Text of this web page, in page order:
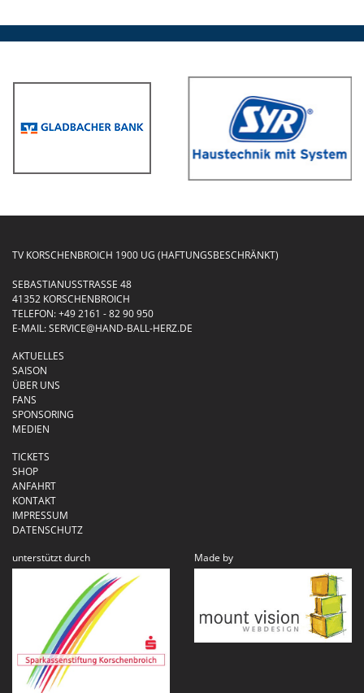
TV KORSCHENBROICH 1900 UG (HAFTUNGSBESCHRÄNKT)
SEBASTIANUSSTRASSE 48
41352 KORSCHENBROICH
TELEFON:+49 2161 - 82 90 950
E-MAIL:SERVICE@HAND-BALL-HERZ.DE
AKTUELLES
SAISON
ÜBER UNS
FANS
SPONSORING
MEDIEN
TICKETS
SHOP
ANFAHRT
KONTAKT
IMPRESSUM
DATENSCHUTZ
unterstützt durch
Made by